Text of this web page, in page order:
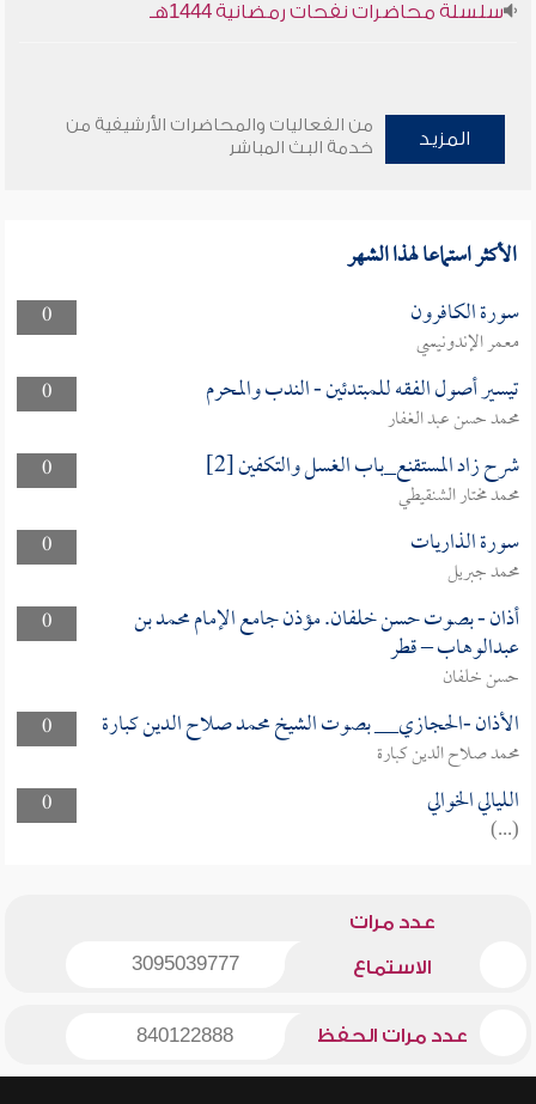
سلسلة محاضرات نفحات رمضانية 1444هـ
المزيد
من الفعاليات والمحاضرات الأرشيفية من
خدمة البث المباشر
الأكثر استماعا لهذا الشهر
0 سورة الكافرون
معمر الإندونيسي
0
تيسير أصول الفقه للمبتدئين - الندب والمحرم
محمد حسن عبد الغفار
0
شرح زاد المستقنع_باب الغسل والتكفين [2]
محمد مختار الشنقيطي
0
سورة الذاريات
محمد جبريل
0
أذان - بصوت حسن خلفان. مؤذن جامع الإمام محمد بن
عبدالوهاب – قطر
حسن خلفان
0
الأذان -الحجازي__ بصوت الشيخ محمد صلاح الدين كبارة
محمد صلاح الدين كبارة
0
الليالي الخوالي
(...)
عدد مرات
الاستماع 3095039777
عدد مرات الحفظ 840122888